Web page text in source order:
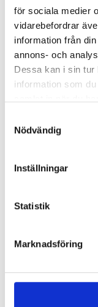
för sociala medier
vidarebefordrar
information från
annons- och
Dessa kan i sin tur
information som
Nödvändig
Inställningar
Statistik
Marknadsföring
SE FAKTA
DETALJPLAN
Planritning